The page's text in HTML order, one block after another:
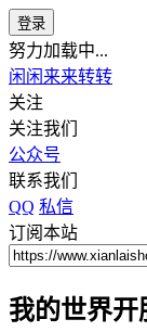
登录
努力加载中...
闲闲来来转转
关注
关注我们
公众号
联系我们
QQ 私信
订阅本站
我的世界开